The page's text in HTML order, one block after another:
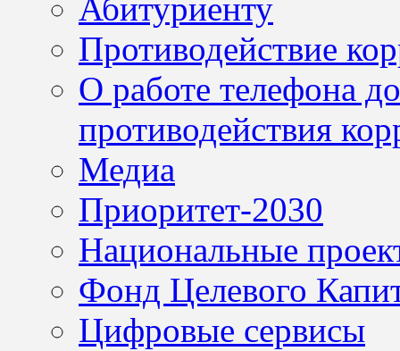
Абитуриенту
Противодействие
О работе телефона
противодействия
Медиа
Приоритет-2030
Национальные
Фонд Целевого
Цифровые сервисы